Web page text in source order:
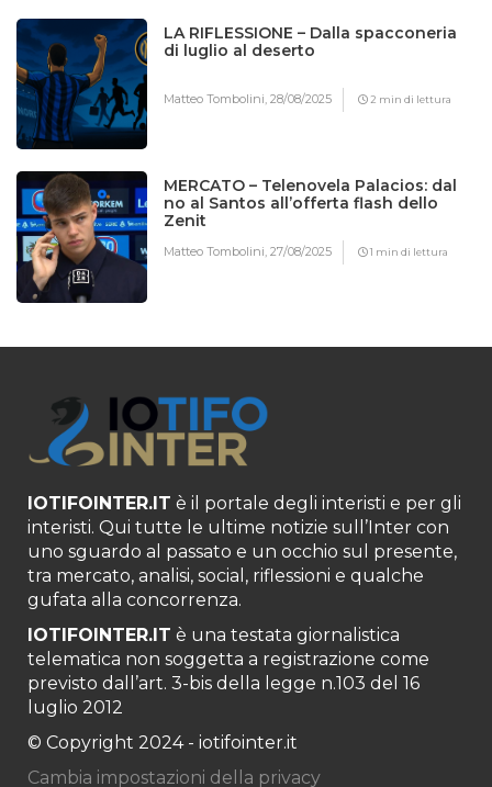
LA RIFLESSIONE – Dalla spacconeria
di luglio al deserto
Matteo Tombolini,28/08/2025 2 min di lettura
MERCATO – Telenovela Palacios: dal
no al Santos all’offerta flash dello
Zenit
Matteo Tombolini,27/08/2025 1 min di lettura
IOTIFOINTER.IT è il portale degli interisti e per gli
interisti. Qui tutte le ultime notizie sull’Inter con
uno sguardo al passato e un occhio sul presente,
tra mercato, analisi, social, riflessioni e qualche
gufata alla concorrenza.
IOTIFOINTER.IT è una testata giornalistica
telematica non soggetta a registrazione come
previsto dall’art. 3-bis della legge n.103 del 16
luglio 2012
© Copyright 2024 - iotifointer.it
Cambia impostazioni della privacy